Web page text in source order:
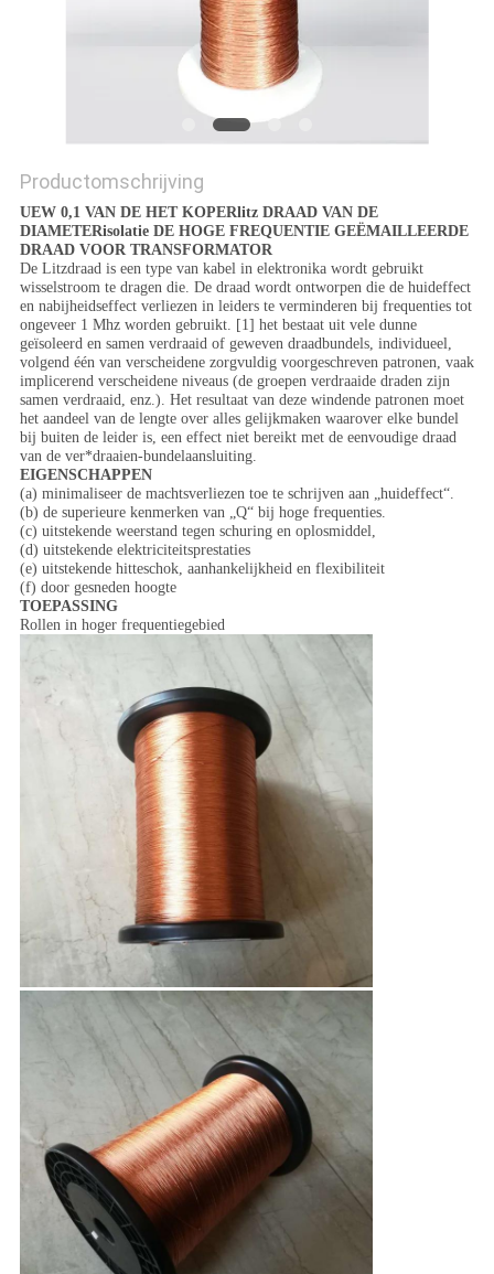
Productomschrijving
UEW 0,1 VAN DE HET KOPERlitz DRAAD VAN DE
DIAMETERisolatie DE HOGE FREQUENTIE GEËMAILLEERDE
DRAAD VOOR TRANSFORMATOR
De Litzdraad is een type van kabel in elektronika wordt gebruikt
wisselstroom te dragen die. De draad wordt ontworpen die de huideffect
en nabijheidseffect verliezen in leiders te verminderen bij frequenties tot
ongeveer 1 Mhz worden gebruikt. [1] het bestaat uit vele dunne
geïsoleerd en samen verdraaid of geweven draadbundels, individueel,
volgend één van verscheidene zorgvuldig voorgeschreven patronen, vaak
implicerend verscheidene niveaus (de groepen verdraaide draden zijn
samen verdraaid, enz.). Het resultaat van deze windende patronen moet
het aandeel van de lengte over alles gelijkmaken waarover elke bundel
bij buiten de leider is, een effect niet bereikt met de eenvoudige draad
van de ver*draaien-bundelaansluiting.
EIGENSCHAPPEN
(a) minimaliseer de machtsverliezen toe te schrijven aan „huideffect“.
(b) de superieure kenmerken van „Q“ bij hoge frequenties.
(c) uitstekende weerstand tegen schuring en oplosmiddel,
(d) uitstekende elektriciteitsprestaties
(e) uitstekende hitteschok, aanhankelijkheid en flexibiliteit
(f) door gesneden hoogte
TOEPASSING
Rollen in hoger frequentiegebied